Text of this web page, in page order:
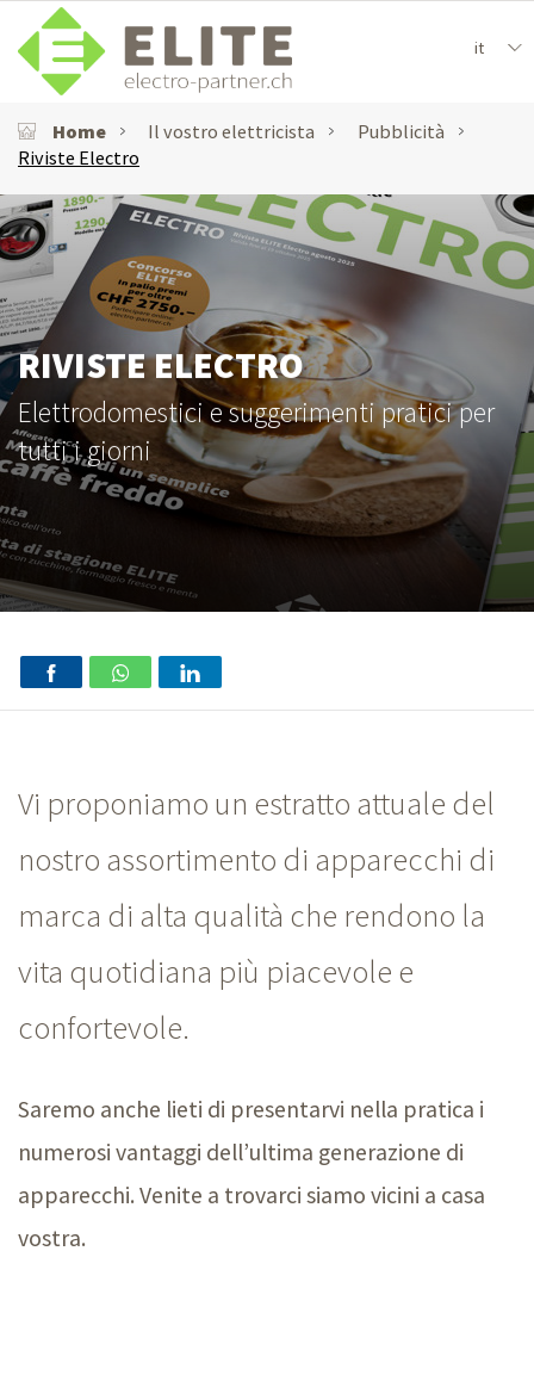
it
Home Il vostro elettricista
Pubblicità
Riviste Electro
RIVISTE ELECTRO
Elettrodomestici e suggerimenti pratici per
tutti i giorni
Vi proponiamo un estratto attuale del
nostro assortimento di apparecchi di
marca di alta qualità che rendono la
vita quotidiana più piacevole e
confortevole.
Saremo anche lieti di presentarvi nella pratica i
numerosi vantaggi dell’ultima generazione di
apparecchi. Venite a trovarci siamo vicini a casa
vostra.